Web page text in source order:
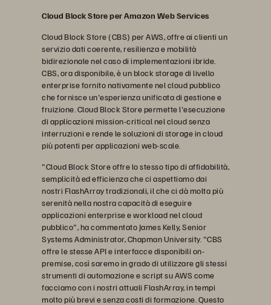
Cloud Block Store per Amazon Web Services
Cloud Block Store (CBS) per AWS, offre ai clienti un
servizio dati coerente, resilienza e mobilità
bidirezionale nel caso di implementazioni ibride.
CBS, ora disponibile, è un block storage di livello
enterprise fornito nativamente nel cloud pubblico
che fornisce un'esperienza unificata di gestione e
fruizione. Cloud Block Store permette l'esecuzione
di applicazioni mission-critical nel cloud senza
interruzioni e rende le soluzioni di storage in cloud
più potenti per applicazioni web-scale.
"Cloud Block Store offre lo stesso tipo di affidabilità,
semplicità ed efficienza che ci aspettiamo dai
nostri FlashArray tradizionali, il che ci dà molta più
serenità nella nostra capacità di eseguire
applicazioni enterprise e workload nel cloud
pubblico", ha commentato James Kelly, Senior
Systems Administrator, Chapman University. "CBS
offre le stesse API e interfacce disponibili on-
premise, così saremo in grado di utilizzare gli stessi
strumenti di automazione e script su AWS come
facciamo con i nostri attuali FlashArray, in tempi
molto più brevi e senza costi di formazione. Questo